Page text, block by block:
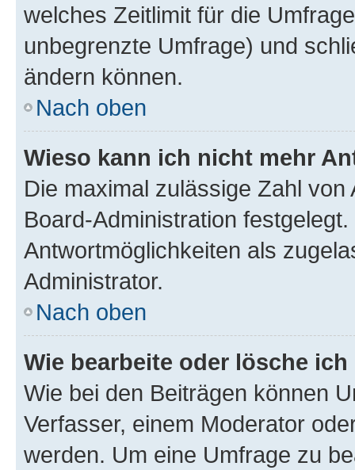
welches Zeitlimit für die
unbegrenzte Umfrage) und
ändern können.
Nach oben
Wieso kann ich nicht mehr
Die maximal zulässige Zahl
Board-Administration
Antwortmöglichkeiten als
Administrator.
Nach oben
Wie bearbeite oder lösche
Wie bei den Beiträgen können
Verfasser, einem Moderator
werden. Um eine Umfrage zu